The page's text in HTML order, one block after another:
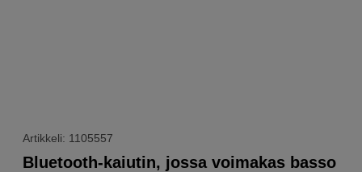
Artikkeli: 1105557
Bluetooth-kaiutin, jossa voimakas basso